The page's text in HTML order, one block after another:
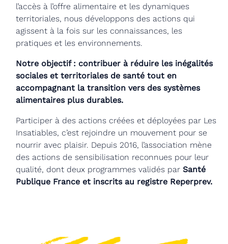
l’accès à l’offre alimentaire et les dynamiques
territoriales, nous développons des actions qui
agissent à la fois sur les connaissances, les
pratiques et les environnements.
Notre objectif : contribuer à réduire les inégalités
sociales et territoriales de santé tout en
accompagnant la transition vers des systèmes
alimentaires plus durables.
Participer à des actions créées et déployées par Les
Insatiables, c’est rejoindre un mouvement pour se
nourrir avec plaisir. Depuis 2016, l’association mène
des actions de sensibilisation reconnues pour leur
qualité, dont deux programmes validés par Santé
Publique France et inscrits au registre Reperprev.